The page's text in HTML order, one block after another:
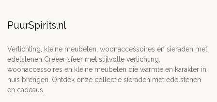
PuurSpirits.nl
Verlichting, kleine meubelen, woonaccessoires en sieraden met
edelstenen Creëer sfeer met stijlvolle verlichting,
woonaccessoires en kleine meubelen die warmte en karakter in
huis brengen. Ontdek onze collectie sieraden met edelstenen
en cadeaus.